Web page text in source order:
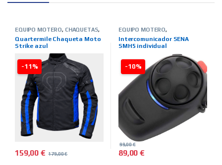
-11%
EQUIPO MOTERO, CHAQUETAS,
LINE,MARCAS ,QUARTER MILE
Quartermile Chaqueta Moto
Strike azul
159,00€ 179,00€
-10%
EQUIPO MOTERO,
ON LINE,MARCAS,SENA
Intercomunicador SENA
SMH5 individual
89,00€
99,00€